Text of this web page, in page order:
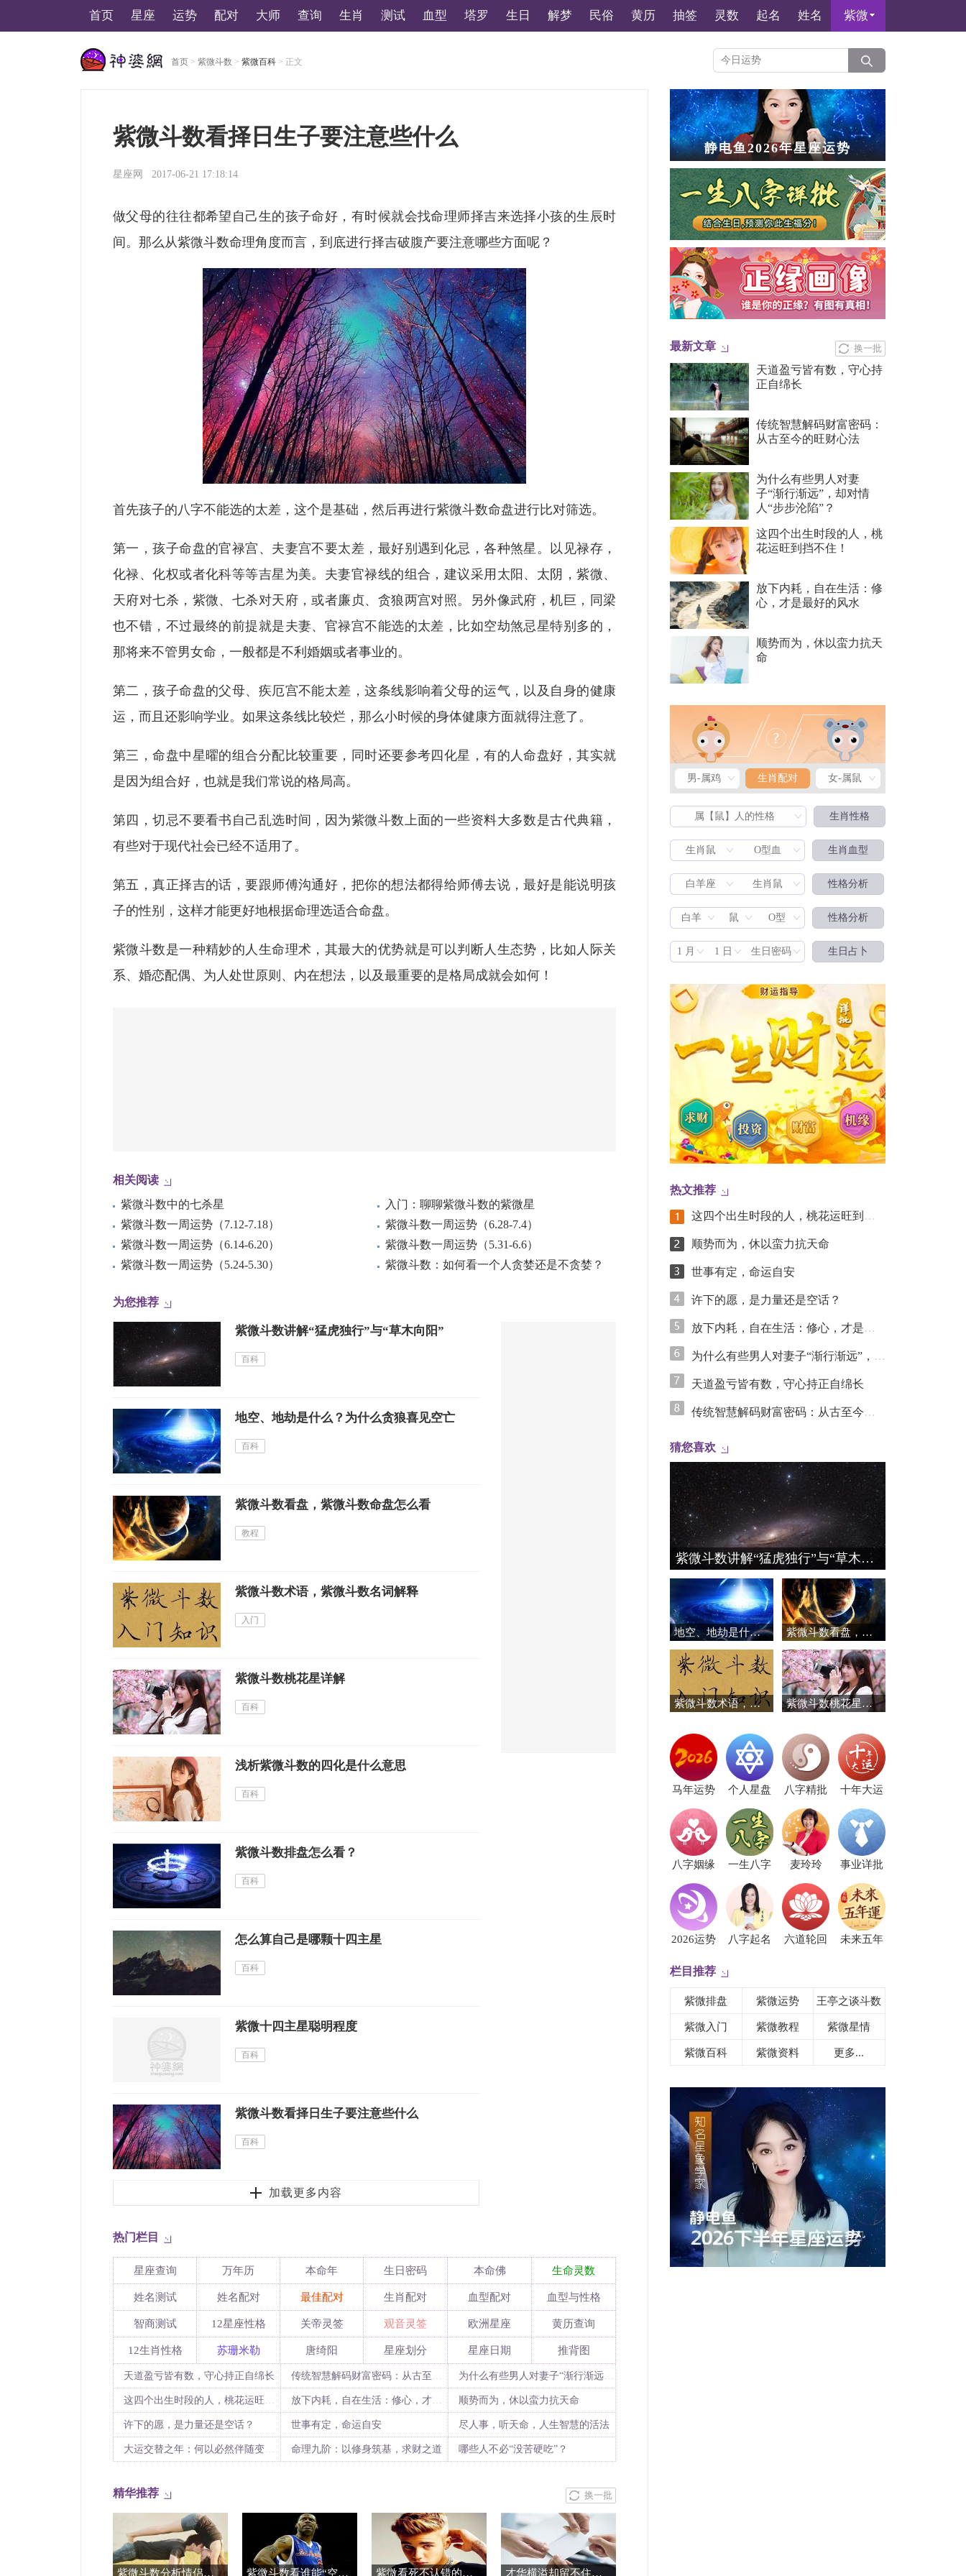
首页 星座 运势 配对 大师 查询 生肖 测试 血型 塔罗 生日 解梦 民俗 黄历 抽签 灵数 起名 姓名 紫微
首页 > 紫微斗数 > 紫微百科 > 正文
紫微斗数看择日生子要注意些什么
星座网 2017-06-21 17:18:14
做父母的往往都希望自己生的孩子命好，有时候就会找命理师择吉来选择小孩的生辰时
间。那么从紫微斗数命理角度而言，到底进行择吉破腹产要注意哪些方面呢？
首先孩子的八字不能选的太差，这个是基础，然后再进行紫微斗数命盘进行比对筛选。
第一，孩子命盘的官禄宫、夫妻宫不要太差，最好别遇到化忌，各种煞星。以见禄存，
化禄、化权或者化科等等吉星为美。夫妻官禄线的组合，建议采用太阳、太阴，紫微、
天府对七杀，紫微、七杀对天府，或者廉贞、贪狼两宫对照。另外像武府，机巨，同梁
也不错，不过最终的前提就是夫妻、官禄宫不能选的太差，比如空劫煞忌星特别多的，
那将来不管男女命，一般都是不利婚姻或者事业的。
第二，孩子命盘的父母、疾厄宫不能太差，这条线影响着父母的运气，以及自身的健康
运，而且还影响学业。如果这条线比较烂，那么小时候的身体健康方面就得注意了。
第三，命盘中星曜的组合分配比较重要，同时还要参考四化星，有的人命盘好，其实就
是因为组合好，也就是我们常说的格局高。
第四，切忌不要看书自己乱选时间，因为紫微斗数上面的一些资料大多数是古代典籍，
有些对于现代社会已经不适用了。
第五，真正择吉的话，要跟师傅沟通好，把你的想法都得给师傅去说，最好是能说明孩
子的性别，这样才能更好地根据命理选适合命盘。
紫微斗数是一种精妙的人生命理术，其最大的优势就是可以判断人生态势，比如人际关
系、婚恋配偶、为人处世原则、内在想法，以及最重要的是格局成就会如何！
相关阅读
紫微斗数中的七杀星
入门：聊聊紫微斗数的紫微星
紫微斗数一周运势（7.12-7.18）
紫微斗数一周运势（6.28-7.4）
紫微斗数一周运势（6.14-6.20）
紫微斗数一周运势（5.31-6.6）
紫微斗数一周运势（5.24-5.30）
紫微斗数：如何看一个人贪婪还是不贪婪？
为您推荐
紫微斗数讲解“猛虎独行”与“草木向阳”
百科
地空、地劫是什么？为什么贪狼喜见空亡
百科
紫微斗数看盘，紫微斗数命盘怎么看
教程
紫微斗数术语，紫微斗数名词解释
入门
紫微斗数桃花星详解
百科
浅析紫微斗数的四化是什么意思
百科
紫微斗数排盘怎么看？
百科
怎么算自己是哪颗十四主星
百科
紫微十四主星聪明程度
百科
紫微斗数看择日生子要注意些什么
百科
加载更多内容
热门栏目
星座查询 万年历 本命年 生日密码 本命佛 生命灵数
姓名测试 姓名配对 最佳配对 生肖配对 血型配对 血型与性格
智商测试 12星座性格 关帝灵签 观音灵签 欧洲星座 黄历查询
12生肖性格 苏珊米勒 唐绮阳 星座划分 星座日期 推背图
天道盈亏皆有数，守心持正自绵长 传统智慧解码财富密码：从古至今的旺财心法 为什么有些男人对妻子“渐行渐远”，却对情人“步步沦陷”？
这四个出生时段的人，桃花运旺到挡不住！ 放下内耗，自在生活：修心，才是最好的风水 顺势而为，休以蛮力抗天命
许下的愿，是力量还是空话？ 世事有定，命运自安 尽人事，听天命，人生智慧的活法
大运交替之年：何以必然伴随变局与动荡？ 命理九阶：以修身筑基，求财之道 哪些人不必“没苦硬吃”？
换一批
精华推荐
紫微斗数分析情侣性格 紫微斗数看谁能“空手套白狼” 紫微看死不认错的男人前五名 才华横溢却留不住的主星
静电鱼2026年星座运势
换一批
最新文章
天道盈亏皆有数，守心持
正自绵长
传统智慧解码财富密码：
从古至今的旺财心法
为什么有些男人对妻
子“渐行渐远”，却对情
人“步步沦陷”？
这四个出生时段的人，桃
花运旺到挡不住！
放下内耗，自在生活：修
心，才是最好的风水
顺势而为，休以蛮力抗天
命
生肖配对
男-属鸡 生肖配对 女-属鼠
属【鼠】人的性格 生肖性格
生肖鼠 O型血 生肖血型
白羊座 生肖鼠 性格分析
白羊 鼠 O型 性格分析
1 月 1 日 生日密码 生日占卜
热文推荐
这四个出生时段的人，桃花运旺到挡不住！
顺势而为，休以蛮力抗天命
世事有定，命运自安
许下的愿，是力量还是空话？
放下内耗，自在生活：修心，才是最好的风水
为什么有些男人对妻子“渐行渐远”，却对情人“步步沦陷”？
天道盈亏皆有数，守心持正自绵长
传统智慧解码财富密码：从古至今的旺财心法
猜您喜欢
紫微斗数讲解“猛虎独行”与“草木向阳”
地空、地劫是什么？为什么贪狼喜见空亡 紫微斗数看盘，紫微斗数命盘怎么看
紫微斗数术语，紫微斗数名词解释 紫微斗数桃花星详解
马年运势 个人星盘 八字精批 十年大运
八字姻缘 一生八字 麦玲玲 事业详批
2026运势 八字起名 六道轮回 未来五年
栏目推荐
紫微排盘 紫微运势 王亭之谈斗数
紫微入门 紫微教程 紫微星情
紫微百科 紫微资料 更多...